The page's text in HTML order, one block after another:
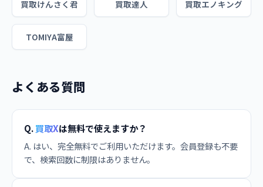
買取けんさく君 買取達人 買取エノキング
TOMIYA富屋
よくある質問
Q.買取Xは無料で使えますか？
A. はい、完全無料でご利用いただけます。会員登録も不要
で、検索回数に制限はありません。